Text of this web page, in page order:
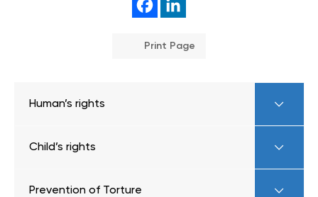
Print Page
Human’s rights
Child’s rights
Prevention of Torture